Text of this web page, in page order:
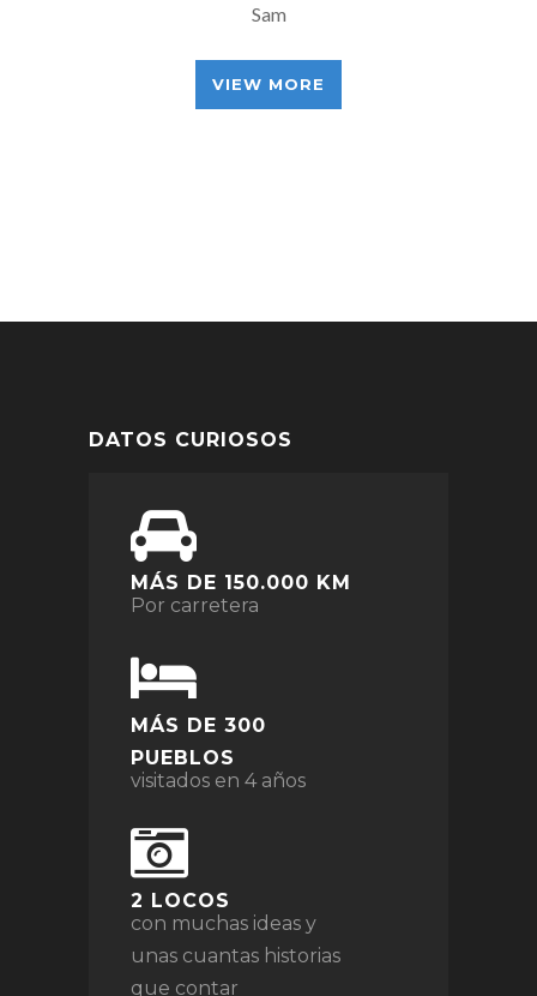
Sam
VIEW MORE
DATOS CURIOSOS
MÁS DE 150.000 KM
Por carretera
MÁS DE 300
PUEBLOS
visitados en 4 años
2 LOCOS
con muchas ideas y
unas cuantas historias
que contar